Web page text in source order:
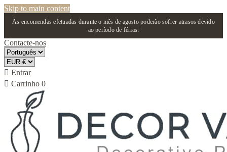
Skip to main content
As encomendas efetuadas durante o mês de agosto poderão sofrer atrasos devido
ao período de férias.
Contacte-nos
 Entrar
 Carrinho 0